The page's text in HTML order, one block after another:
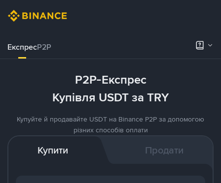
ЕкспресP2P
P2P-Експрес
Купівля USDT за TRY
Купуйте й продавайте USDT на Binance P2P за допомогою
різних способів оплати
Купити Продати